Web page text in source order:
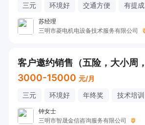
三元 环境好 交通方便 有提成
苏经理
三明市菱电机电设备技术服务有限公司
3000-15000 元/月
三元 环境好 年终奖 技术培训
钟女士
三明市智晟金信咨询服务有限公司